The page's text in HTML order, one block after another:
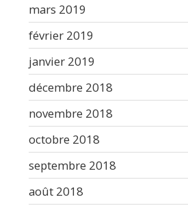
mars 2019
février 2019
janvier 2019
décembre 2018
novembre 2018
octobre 2018
septembre 2018
août 2018